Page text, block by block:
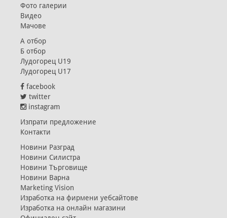
Фото галерии
Видео
Мачове
А отбор
Б отбор
Лудогорец U19
Лудогорец U17
facebook
twitter
instagram
Изпрати предложение
Контакти
Новини Разград
Новини Силистра
Новини Търговище
Новини Варна
Marketing Vision
Изработка на фирмени уебсайтове
Изработка на онлайн магазини